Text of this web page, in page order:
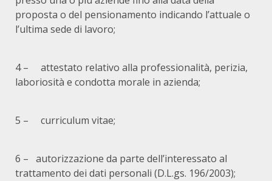
proposta o del pensionamento indicando l’attuale o
l’ultima sede di lavoro;
4 – attestato relativo alla professionalità, perizia,
laboriosità e condotta morale in azienda;
5 – curriculum vitae;
6 – autorizzazione da parte dell’interessato al
trattamento dei dati personali (D.L.gs. 196/2003);